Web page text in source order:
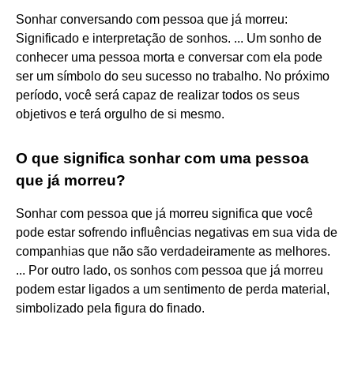
Sonhar conversando com pessoa que já morreu:
Significado e interpretação de sonhos. ... Um sonho de
conhecer uma pessoa morta e conversar com ela pode
ser um símbolo do seu sucesso no trabalho. No próximo
período, você será capaz de realizar todos os seus
objetivos e terá orgulho de si mesmo.
O que significa sonhar com uma pessoa
que já morreu?
Sonhar com pessoa que já morreu significa que você
pode estar sofrendo influências negativas em sua vida de
companhias que não são verdadeiramente as melhores.
... Por outro lado, os sonhos com pessoa que já morreu
podem estar ligados a um sentimento de perda material,
simbolizado pela figura do finado.